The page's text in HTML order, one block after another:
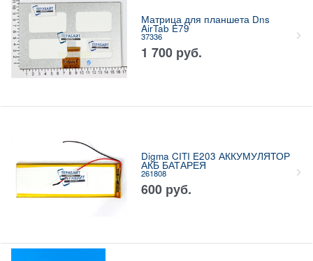
Матрица для планшета Dns
AirTab E79
37336
1 700 руб.
Digma CITI E203 АККУМУЛЯТОР
АКБ БАТАРЕЯ
261808
600 руб.